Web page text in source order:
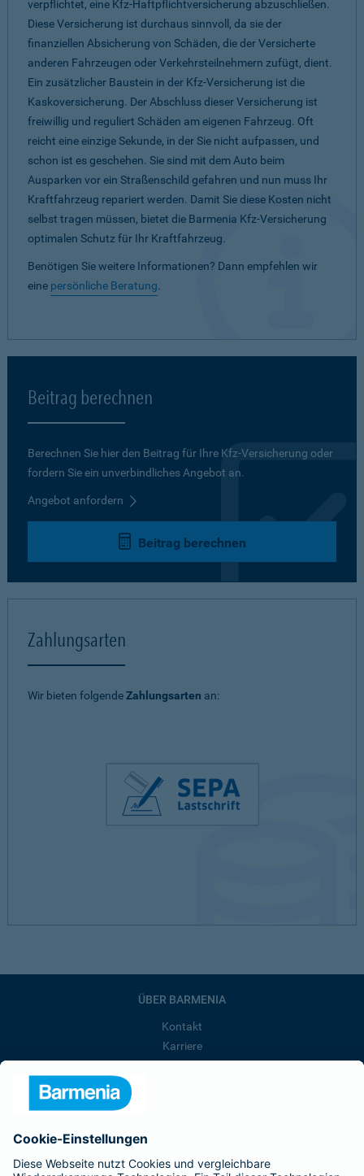
verpflichtet, eine Kfz-Haftpflichtversicherung abzuschließen.
Diese Versicherung ist durchaus sinnvoll, da sie der
finanziellen Absicherung von Schäden, die der Versicherte
anderen Fahrzeugen oder Verkehrsteilnehmern zufügt, dient.
Ein zusätzlicher Baustein in der Kfz-Versicherung ist die
Kaskoversicherung. Der Abschluss dieser Versicherung ist
freiwillig und reguliert Schäden am eigenen Fahrzeug. Oft
reicht eine einzige Sekunde, in der Sie nicht aufpassen, und
schon ist es geschehen. Sie sind mit dem Auto beim
Ausparken vor ein Straßenschild gefahren und nun muss Ihr
Kraftfahrzeug repariert werden. Damit Sie diese Kosten nicht
selbst tragen müssen, bietet die Barmenia Kfz-Versicherung
optimalen Schutz für Ihr Kraftfahrzeug.
Benötigen Sie weitere Informationen? Dann empfehlen wir
eine persönliche Beratung.
Beitrag berechnen
Berechnen Sie hier den Beitrag für Ihre Kfz-Versicherung oder
fordern Sie ein unverbindliches Angebot an.
Angebot anfordern
Beitrag berechnen
Zahlungsarten
Wir bieten folgendeZahlungsarten an:
ÜBER BARMENIA
Kontakt
Karriere
Barmenia ist Teil der BarmeniaGothaer